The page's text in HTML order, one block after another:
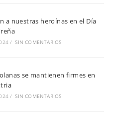
a nuestras heroínas en el Día
/ SIN COMENTARIOS
se mantienen firmes en
/ SIN COMENTARIOS